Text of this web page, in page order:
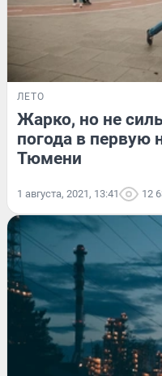
ЛЕТО
Жарко, но не
погода в первую
Тюмени
1 августа, 2021, 13:41 12